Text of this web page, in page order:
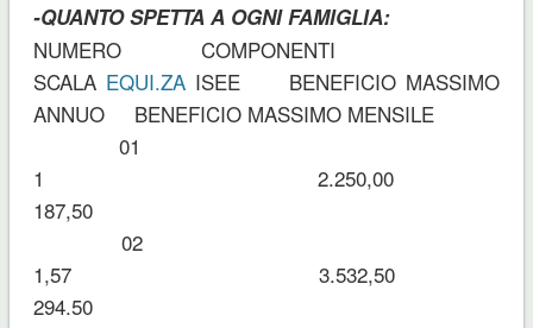
-QUANTO SPETTA A OGNI FAMIGLIA:
NUMERO COMPONENTI
SCALA EQUI.ZA ISEE BENEFICIO MASSIMO
ANNUO BENEFICIO MASSIMO MENSILE
01
1 2.250,00
187,50
02
1,57 3.532,50
294.50